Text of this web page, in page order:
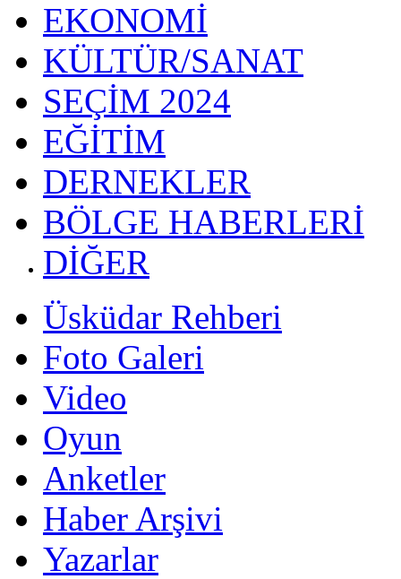
EKONOMİ
KÜLTÜR/SANAT
SEÇİM 2024
EĞİTİM
DERNEKLER
BÖLGE HABERLERİ
DİĞER
Üsküdar Rehberi
Foto Galeri
Video
Oyun
Anketler
Haber Arşivi
Yazarlar